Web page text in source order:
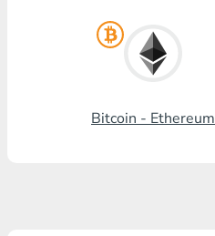
Promsvyazbank
Russischer Standart
Bitcoin - Ethereum